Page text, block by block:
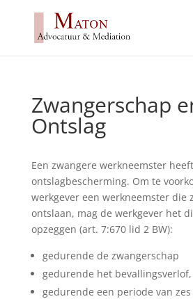
Zwangerschap
Ontslag
Een zwangere werkneemster
ontslagbescherming. Om te
werkgever een werkneemster die
ontslaan, mag de werkgever het
opzeggen (art. 7:670 lid 2 BW):
gedurende de zwangerschap
gedurende het
gedurende een periode van